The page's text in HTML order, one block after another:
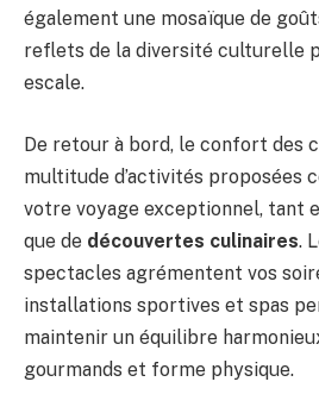
également une mosaïque de
reflets de la diversité culturelle
escale.
De retour à bord, le confort des
multitude d’activités proposées
votre voyage exceptionnel, tant
que de découvertes culinaires.
spectacles agrémentent vos
installations sportives et spas
maintenir un équilibre
gourmands et forme physique.